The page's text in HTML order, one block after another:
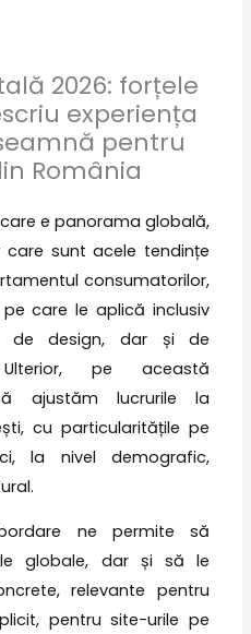
2026: forțele
experiența
pentru
România
e panorama globală,
sunt acele tendințe
consumatorilor,
care le aplică inclusiv
de design, dar și de
pe această
ajustăm lucrurile la
cu particularitățile pe
la nivel demografic,
ne permite să
globale, dar și să le
relevante pentru
pentru site-urile pe